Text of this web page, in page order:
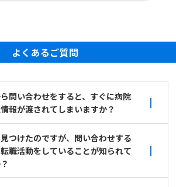
よくあるご質問
問い合わせをすると、すぐに病院
報が渡されてしまいますか？
つけたのですが、問い合わせする
職活動をしていることが知られて